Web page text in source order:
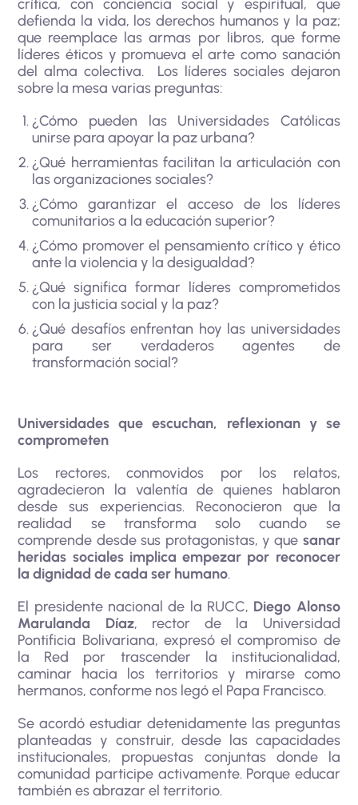
crítica, con conciencia social y espiritual, que
defienda la vida, los derechos humanos y la paz;
que reemplace las armas por libros, que forme
líderes éticos y promueva el arte como sanación
del alma colectiva. Los líderes sociales dejaron
sobre la mesa varias preguntas:
¿Cómo pueden las Universidades Católicas
unirse para apoyar la paz urbana?
¿Qué herramientas facilitan la articulación con
las organizaciones sociales?
¿Cómo garantizar el acceso de los líderes
comunitarios a la educación superior?
¿Cómo promover el pensamiento crítico y ético
ante la violencia y la desigualdad?
¿Qué significa formar líderes comprometidos
con la justicia social y la paz?
¿Qué desafíos enfrentan hoy las universidades
para ser verdaderos agentes de
transformación social?
Universidades que escuchan, reflexionan y se
comprometen
Los rectores, conmovidos por los relatos,
agradecieron la valentía de quienes hablaron
desde sus experiencias. Reconocieron que la
realidad se transforma solo cuando se
comprende desde sus protagonistas, y que sanar
heridas sociales implica empezar por reconocer
la dignidad de cada ser humano.
El presidente nacional de la RUCC, Diego Alonso
Marulanda Díaz, rector de la Universidad
Pontificia Bolivariana, expresó el compromiso de
la Red por trascender la institucionalidad,
caminar hacia los territorios y mirarse como
hermanos, conforme nos legó el Papa Francisco.
Se acordó estudiar detenidamente las preguntas
planteadas y construir, desde las capacidades
institucionales, propuestas conjuntas donde la
comunidad participe activamente. Porque educar
también es abrazar el territorio.